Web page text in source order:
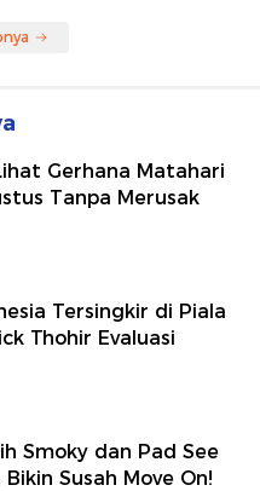
Gerhana Matahari
Tanpa Merusak
Tersingkir di Piala
Thohir Evaluasi
Smoky dan Pad See
Susah Move On!